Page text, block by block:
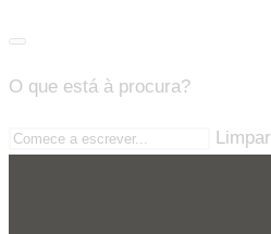
O que está à procura?
Limpar